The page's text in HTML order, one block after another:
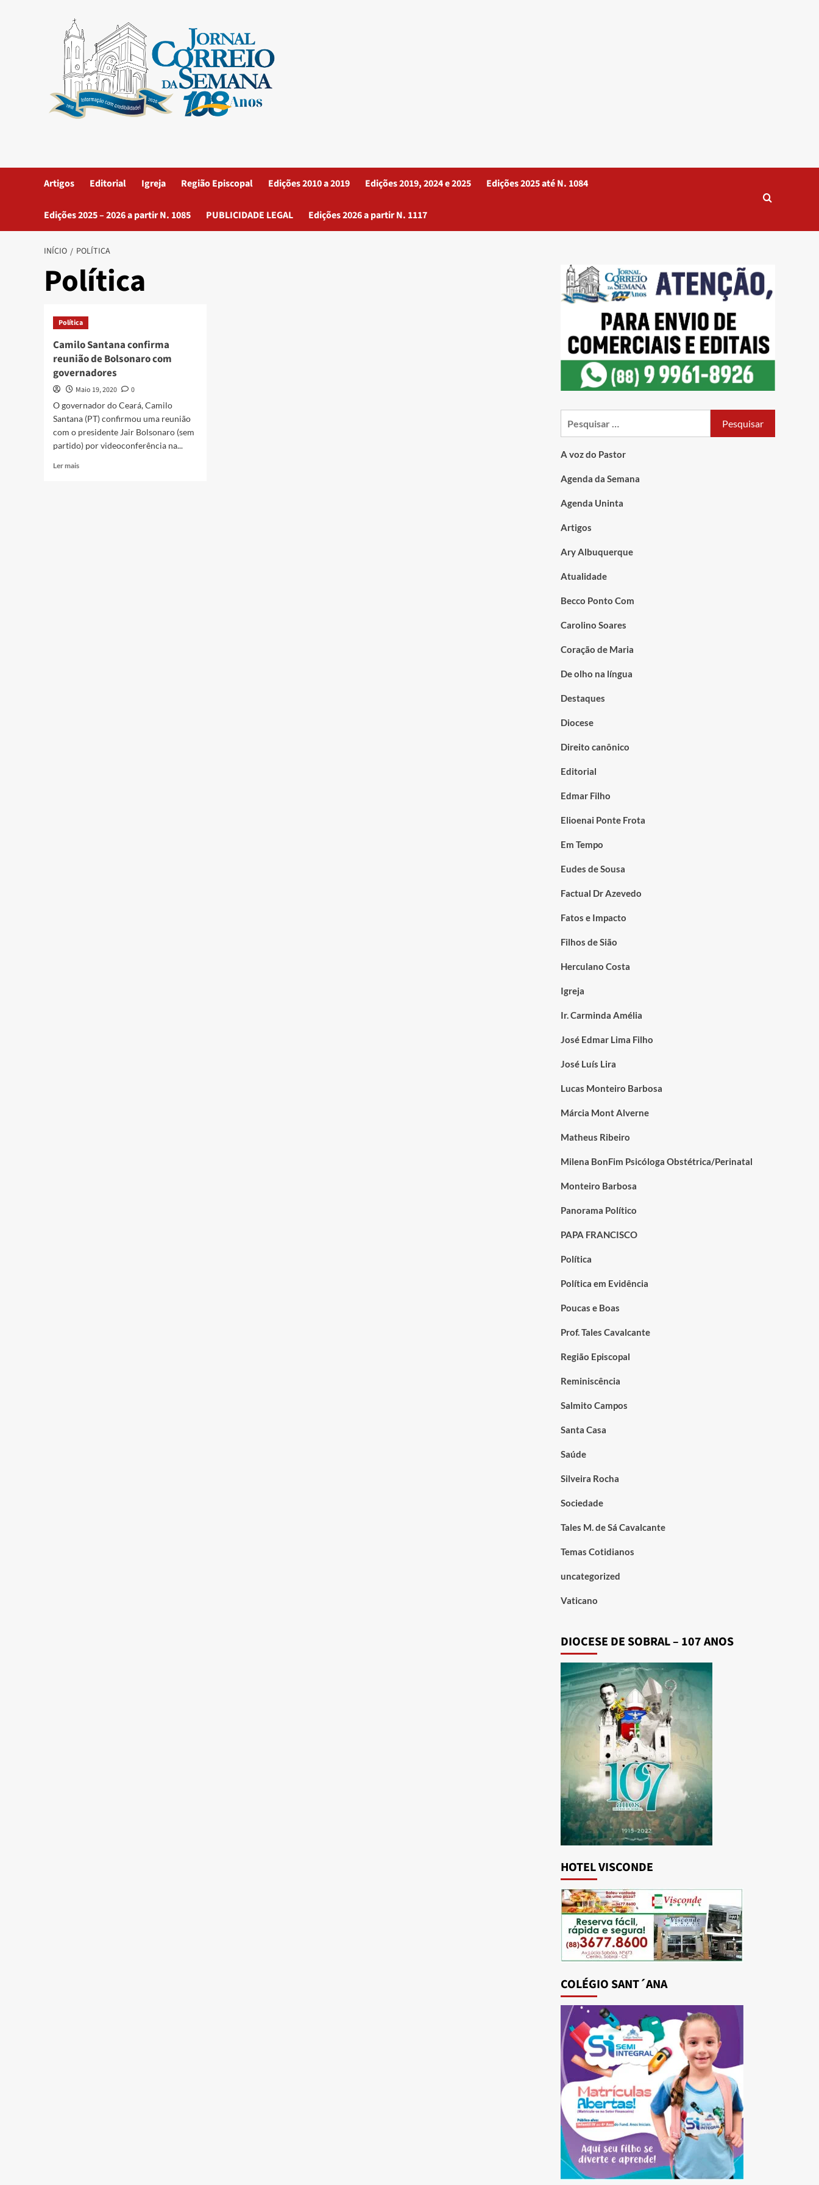
Artigos Editorial Igreja Região Episcopal Edições 2010 a 2019 Edições 2019, 2024 e 2025 Edições 2025 até N. 1084
Edições 2025 – 2026 a partir N. 1085 PUBLICIDADE LEGAL Edições 2026 a partir N. 1117
INÍCIO POLÍTICA
Política
Política
Camilo Santana confirma
reunião de Bolsonaro com
governadores
Maio 19, 2020
0
O governador do Ceará, Camilo
Santana (PT) confirmou uma reunião
com o presidente Jair Bolsonaro (sem
partido) por videoconferência na...
Ler mais
A voz do Pastor
Agenda da Semana
Agenda Uninta
Artigos
Ary Albuquerque
Atualidade
Becco Ponto Com
Carolino Soares
Coração de Maria
De olho na língua
Destaques
Diocese
Direito canônico
Editorial
Edmar Filho
Elioenai Ponte Frota
Em Tempo
Eudes de Sousa
Factual Dr Azevedo
Fatos e Impacto
Filhos de Sião
Herculano Costa
Igreja
Ir. Carminda Amélia
José Edmar Lima Filho
José Luís Lira
Lucas Monteiro Barbosa
Márcia Mont Alverne
Matheus Ribeiro
Milena BonFim Psicóloga Obstétrica/Perinatal
Monteiro Barbosa
Panorama Político
PAPA FRANCISCO
Política
Política em Evidência
Poucas e Boas
Prof. Tales Cavalcante
Região Episcopal
Reminiscência
Salmito Campos
Santa Casa
Saúde
Silveira Rocha
Sociedade
Tales M. de Sá Cavalcante
Temas Cotidianos
uncategorized
Vaticano
DIOCESE DE SOBRAL – 107 ANOS
HOTEL VISCONDE
COLÉGIO SANT´ANA